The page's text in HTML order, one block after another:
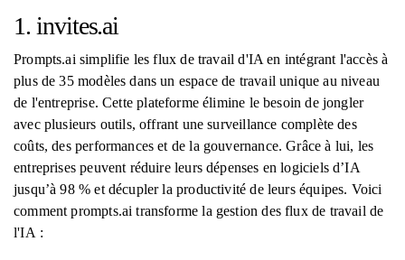
1. invites.ai
Prompts.ai simplifie les flux de travail d'IA en intégrant l'accès à
plus de 35 modèles dans un espace de travail unique au niveau
de l'entreprise. Cette plateforme élimine le besoin de jongler
avec plusieurs outils, offrant une surveillance complète des
coûts, des performances et de la gouvernance. Grâce à lui, les
entreprises peuvent réduire leurs dépenses en logiciels d’IA
jusqu’à 98 % et décupler la productivité de leurs équipes. Voici
comment prompts.ai transforme la gestion des flux de travail de
l'IA :